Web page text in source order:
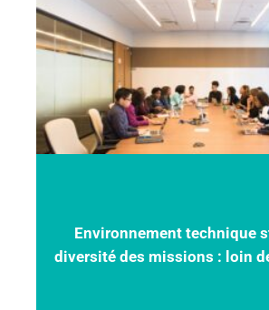
Environnement technique
diversité des missions : loin